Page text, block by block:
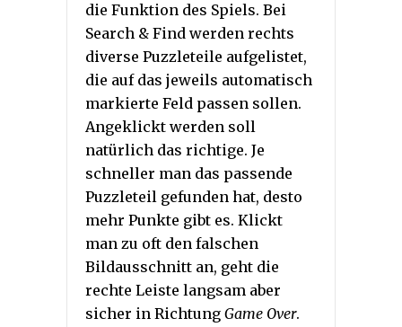
die Funktion des Spiels. Bei
Search & Find werden rechts
diverse Puzzleteile aufgelistet,
die auf das jeweils automatisch
markierte Feld passen sollen.
Angeklickt werden soll
natürlich das richtige. Je
schneller man das passende
Puzzleteil gefunden hat, desto
mehr Punkte gibt es. Klickt
man zu oft den falschen
Bildausschnitt an, geht die
rechte Leiste langsam aber
sicher in Richtung Game Over.